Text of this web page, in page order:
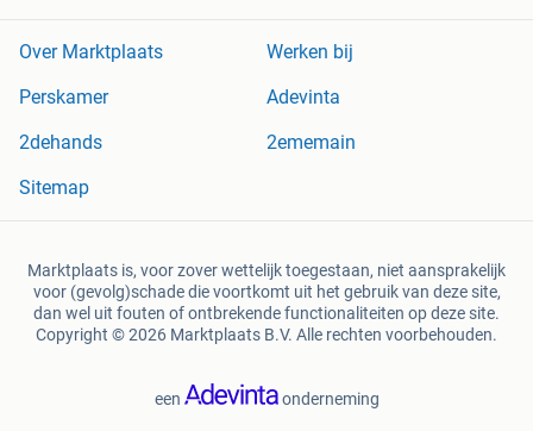
Over Marktplaats
Werken bij
Perskamer
Adevinta
2dehands
2ememain
Sitemap
Marktplaats is, voor zover wettelijk toegestaan, niet aansprakelijk
voor (gevolg)schade die voortkomt uit het gebruik van deze site,
dan wel uit fouten of ontbrekende functionaliteiten op deze site.
Copyright © 2026 Marktplaats B.V. Alle rechten voorbehouden.
een onderneming